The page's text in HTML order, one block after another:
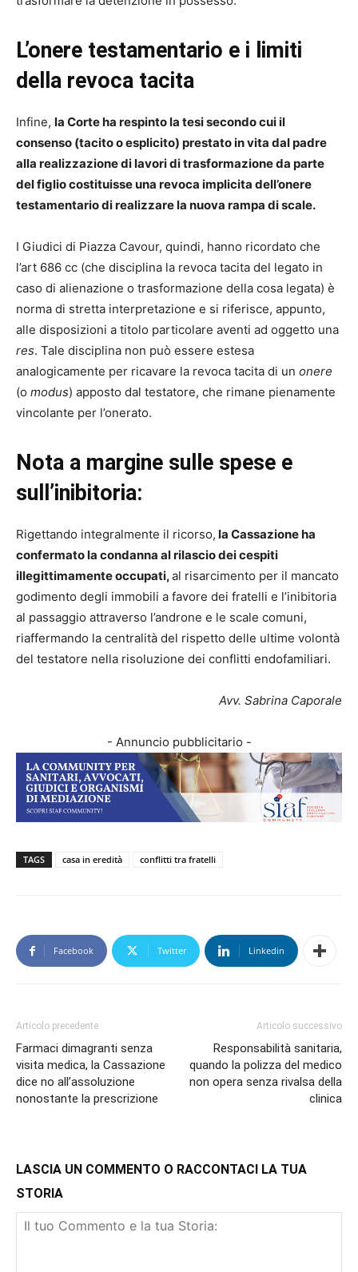
L’onere testamentario e i limiti
della revoca tacita
Infine, la Corte ha respinto la tesi secondo cui il
consenso (tacito o esplicito) prestato in vita dal padre
alla realizzazione di lavori di trasformazione da parte
del figlio costituisse una revoca implicita dell’onere
testamentario di realizzare la nuova rampa di scale.
I Giudici di Piazza Cavour, quindi, hanno ricordato che
l’art 686 cc (che disciplina la revoca tacita del legato in
caso di alienazione o trasformazione della cosa legata) è
norma di stretta interpretazione e si riferisce, appunto,
alle disposizioni a titolo particolare aventi ad oggetto una
res. Tale disciplina non può essere estesa
analogicamente per ricavare la revoca tacita di un onere
(o modus) apposto dal testatore, che rimane pienamente
vincolante per l’onerato.
Nota a margine sulle spese e
sull’inibitoria:
Rigettando integralmente il ricorso, la Cassazione ha
confermato la condanna al rilascio dei cespiti
illegittimamente occupati,al risarcimento per il mancato
godimento degli immobili a favore dei fratelli e l’inibitoria
al passaggio attraverso l’androne e le scale comuni,
riaffermando la centralità del rispetto delle ultime volontà
del testatore nella risoluzione dei conflitti endofamiliari.
Avv. Sabrina Caporale
- Annuncio pubblicitario -
TAGS casa in eredità conflitti tra fratelli
Facebook Twitter Linkedin
Articolo precedente
Farmaci dimagranti senza
visita medica, la Cassazione
dice no all’assoluzione
nonostante la prescrizione
Articolo successivo
Responsabilità sanitaria,
quando la polizza del medico
non opera senza rivalsa della
clinica
LASCIA UN COMMENTO O RACCONTACI LA TUA
STORIA